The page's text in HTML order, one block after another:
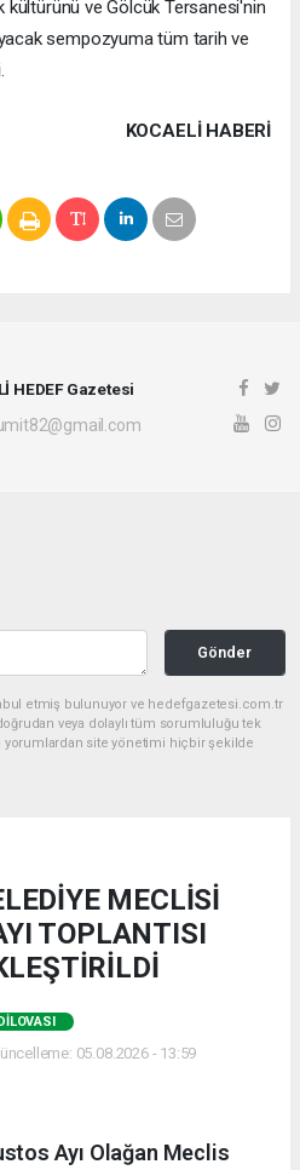
kültürünü ve Gölcük Tersanesi'nin
sempozyuma tüm tarih ve
KOCAELI HABERİ
HEDEF Gazetesi
Gönder
etmiş bulunuyor ve hedefgazetesi.com.tr
veya dolaylı tüm sorumluluğu tek
yorumlardan site yönetimi hiçbir şekilde
MECLİSİ
TOPLANTISI
05.08.2026 - 13:59
Ayı Olağan Meclis